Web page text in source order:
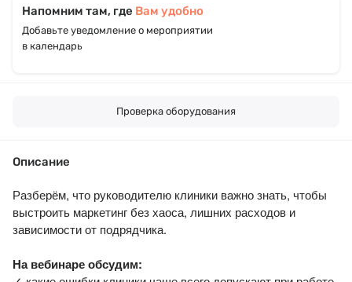
Напомним там, где Вам удобно
Добавьте уведомление о мероприятии
в календарь
Проверка оборудования
Описание
Разберём, что руководителю клиники важно знать, чтобы
выстроить маркетинг без хаоса, лишних расходов и
зависимости от подрядчика.
На вебинаре обсудим: